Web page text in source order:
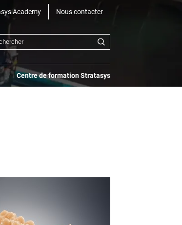
Academy Nous contacter
Centre de formation Stratasys